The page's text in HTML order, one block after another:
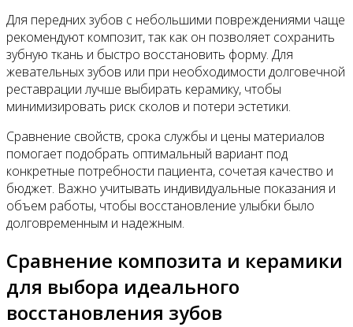
Для передних зубов с небольшими повреждениями чаще
рекомендуют композит, так как он позволяет сохранить
зубную ткань и быстро восстановить форму. Для
жевательных зубов или при необходимости долговечной
реставрации лучше выбирать керамику, чтобы
минимизировать риск сколов и потери эстетики.
Сравнение свойств, срока службы и цены материалов
помогает подобрать оптимальный вариант под
конкретные потребности пациента, сочетая качество и
бюджет. Важно учитывать индивидуальные показания и
объем работы, чтобы восстановление улыбки было
долговременным и надежным.
Сравнение композита и керамики
для выбора идеального
восстановления зубов